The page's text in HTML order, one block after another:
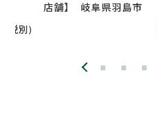
(税別)
店舗】 岐阜県羽島市